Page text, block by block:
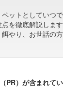
ットとしていつ
を徹底解説します
やり、お世話の
PR）が含まれてい